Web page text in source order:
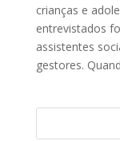
crianças e
entrevistados
assistentes
gestores.